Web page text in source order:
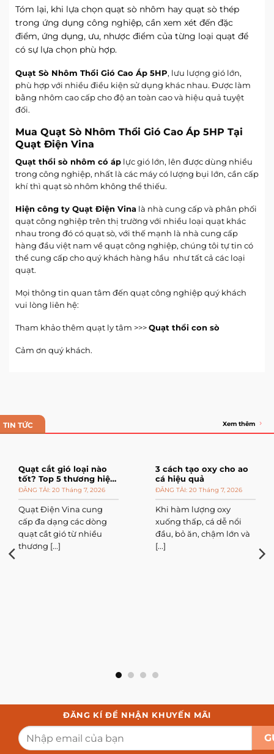
Tóm lại, khi lựa chọn quạt sò nhôm hay quạt sò thép
trong ứng dụng công nghiệp, cần xem xét đến đặc
điểm, ứng dụng, ưu, nhược điểm của từng loại quạt để
có sự lựa chọn phù hợp.
Quạt Sò Nhôm Thổi Gió Cao Áp 5HP, lưu lượng gió lớn,
phù hợp với nhiều điều kiện sử dụng khác nhau. Được làm
bằng nhôm cao cấp cho độ an toàn cao và hiệu quả tuyệt
đối.
Mua Quạt Sò Nhôm Thổi Gió Cao Áp 5HP Tại
Quạt Điện Vina
Quạt thổi sò nhôm có áp lực gió lớn, lên được dùng nhiều
trong công nghiệp, nhất là các máy có lượng bụi lớn, cần cấp
khí thì quạt sò nhôm không thể thiếu.
Hiện công ty Quạt Điện Vina là nhà cung cấp và phân phối
quạt công nghiệp trên thị trường với nhiều loại quạt khác
nhau trong đó có quạt sò, với thế mạnh là nhà cung cấp
hàng đầu việt nam về quạt công nghiệp, chúng tôi tự tin có
thể cung cấp cho quý khách hàng hầu như tất cả các loại
quạt.
Mọi thông tin quan tâm đến quạt công nghiệp quý khách
vui lòng liên hệ:
Tham khảo thêm quạt ly tâm >>>Quạt thổi con sò
Cảm ơn quý khách.
TIN TỨC Xem thêm
Quạt cắt gió loại nào
tốt? Top 5 thương hiệu
đáng mua20 Tháng 7, 2026
Quạt Điện Vina cung
cấp đa dạng các dòng
quạt cắt gió từ nhiều
thương [...]
3 cách tạo oxy cho ao
cá hiệu quả
20 Tháng 7, 2026
Khi hàm lượng oxy
xuống thấp, cá dễ nổi
đầu, bỏ ăn, chậm lớn và
[...]
ĐĂNG KÍ ĐỂ NHẬN KHUYẾN MÃI